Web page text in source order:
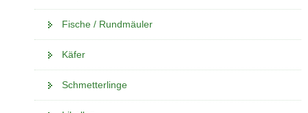
Fische / Rundmäuler
Käfer
Schmetterlinge